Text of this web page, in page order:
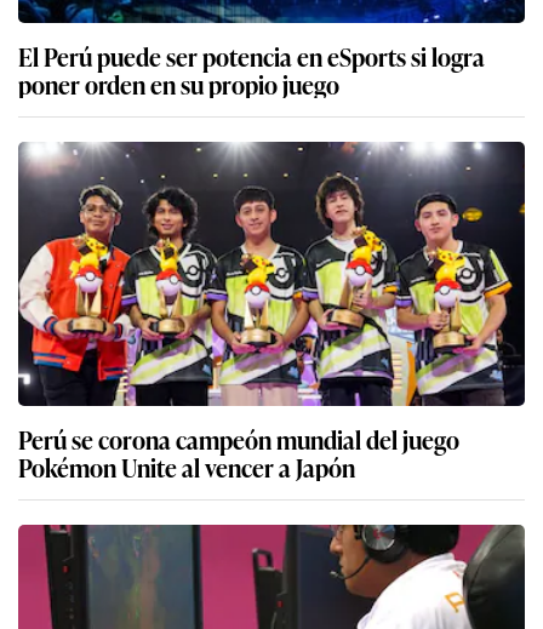
El Perú puede ser potencia en eSports si logra
poner orden en su propio juego
Perú se corona campeón mundial del juego
Pokémon Unite al vencer a Japón